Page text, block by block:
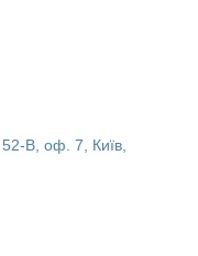
В, оф. 7, Київ,